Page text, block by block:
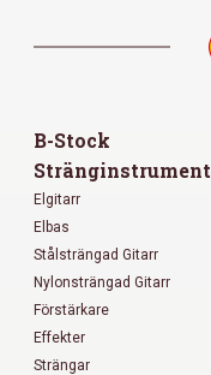
B-Stock
Stränginstrument
Elgitarr
Elbas
Stålsträngad Gitarr
Nylonsträngad Gitarr
Förstärkare
Effekter
Strängar